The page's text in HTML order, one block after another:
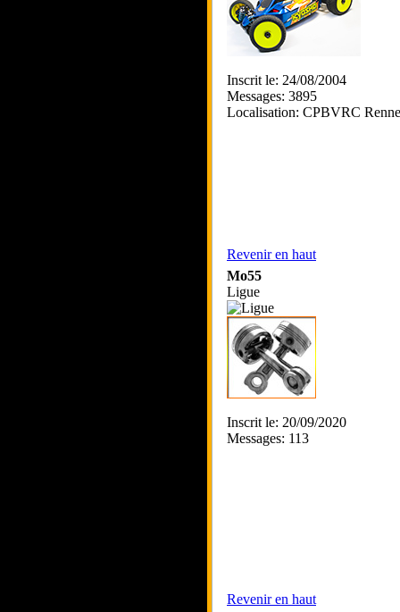
Inscrit le: 24/08/2004
Messages: 3895
Localisation: CPBVRC
Revenir en haut
Mo55
Ligue
Inscrit le: 20/09/2020
Messages: 113
Revenir en haut